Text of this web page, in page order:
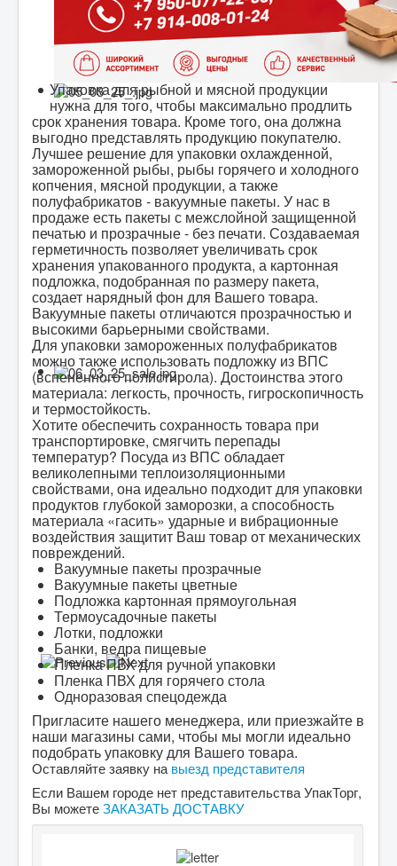
Упаковка для рыбной и мясной продукции
нужна для того, чтобы максимально продлить
срок хранения товара. Кроме того, она должна
выгодно представлять продукцию покупателю.
Лучшее решение для упаковки охлажденной,
замороженной рыбы, рыбы горячего и холодного
копчения, мясной продукции, а также
полуфабрикатов - вакуумные пакеты. У нас в
продаже есть пакеты с межслойной защищенной
печатью и прозрачные - без печати. Создаваемая
герметичность позволяет увеличивать срок
хранения упакованного продукта, а картонная
подложка, подобранная по размеру пакета,
создает нарядный фон для Вашего товара.
Вакуумные пакеты отличаются прозрачностью и
высокими барьерными свойствами.
Для упаковки замороженных полуфабрикатов
можно также использовать подложку из ВПС
(вспененного полистирола). Достоинства этого
материала: легкость, прочность, гигроскопичность
и термостойкость.
Хотите обеспечить сохранность товара при
транспортировке, смягчить перепады
температур? Посуда из ВПС обладает
великолепными теплоизоляционными
свойствами, она идеально подходит для упаковки
продуктов глубокой заморозки, а способность
материала «гасить» ударные и вибрационные
воздействия защитит Ваш товар от механических
повреждений.
Вакуумные пакеты прозрачные
Вакуумные пакеты цветные
Подложка картонная прямоугольная
Термоусадочные пакеты
Лотки, подложки
Банки, ведра пищевые
Пленка ПВХ для ручной упаковки
Пленка ПВХ для горячего стола
Одноразовая спецодежда
Пригласите нашего менеджера, или приезжайте в
наши магазины сами, чтобы мы могли идеально
подобрать упаковку для Вашего товара.
Оставляйте заявку на выезд представителя
Если Вашем городе нет представительства УпакТорг,
Вы можетеЗАКАЗАТЬ ДОСТАВКУ